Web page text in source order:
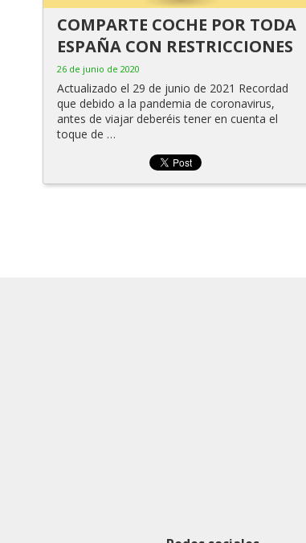
COMPARTE COCHE POR TODA
ESPAÑA CON RESTRICCIONES
26 de junio de 2020
Actualizado el 29 de junio de 2021 Recordad
que debido a la pandemia de coronavirus,
antes de viajar deberéis tener en cuenta el
toque de …